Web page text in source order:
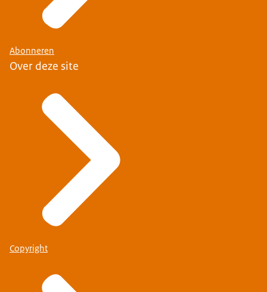
Abonneren
Over deze site
Copyright